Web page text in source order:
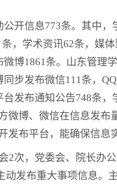
开信息773条。其中，
，学术资讯62条，媒
博1861条。山东管理
步发布微信111条，
发布通知公告748条，
博、微信在信息发布
布平台，能确保信息
2次，党委会、院长办
发布重大事项信息。